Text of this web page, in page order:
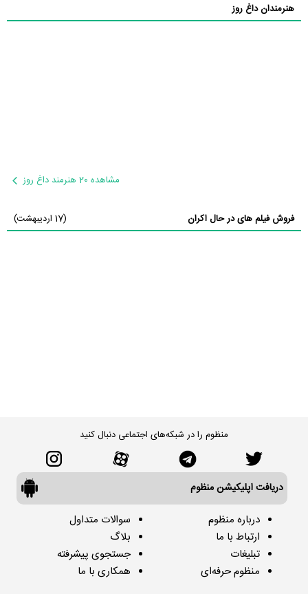
هنرمندان داغ روز
مشاهده 20 هنرمند داغ روز
فروش فیلم های در حال اکران (17 اردیبهشت)
منظوم را در شبکه‌های اجتماعی دنبال کنید
دریافت اپلیکیشن منظوم
درباره منظوم
ارتباط با ما
تبلیغات
منظوم حرفه‌ای
سوالات متداول
بلاگ
جستجوی پیشرفته
همکاری با ما